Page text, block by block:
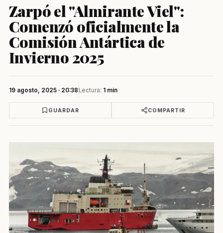
Zarpó el "Almirante Viel":
Comenzó oficialmente la
Comisión Antártica de
Invierno 2025
19 agosto, 2025 · 20:38 Lectura: 1 min
GUARDAR COMPARTIR